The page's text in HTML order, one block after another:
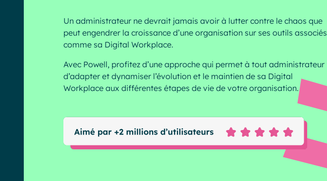
Un administrateur ne devrait jamais avoir à lutter contre le chaos que
peut engendrer la croissance d’une organisation sur ses outils associés
comme sa Digital Workplace.
Avec Powell, profitez d’une approche qui permet à tout administrateur
d’adapter et dynamiser l’évolution et le maintien de sa Digital
Workplace aux différentes étapes de vie de votre organisation.